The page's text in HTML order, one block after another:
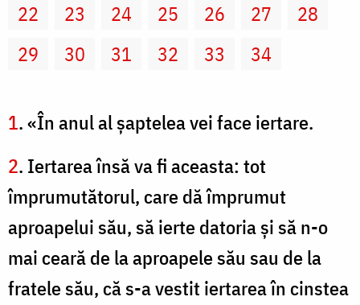
22
23 24 25 26 27
28
29
30 31 32 33 34
1. «În anul al şaptelea vei face iertare.
2. Iertarea însă va fi aceasta: tot
împrumutătorul, care dă împrumut
aproapelui său, să ierte datoria şi să n-o
mai ceară de la aproapele său sau de la
fratele său, că s-a vestit iertarea în cinstea